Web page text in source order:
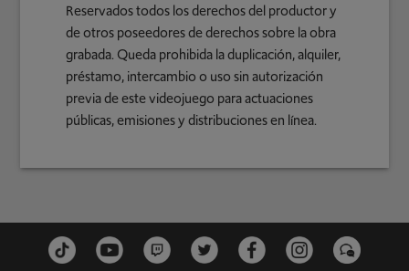
Reservados todos los derechos del productor y
de otros poseedores de derechos sobre la obra
grabada. Queda prohibida la duplicación, alquiler,
préstamo, intercambio o uso sin autorización
previa de este videojuego para actuaciones
públicas, emisiones y distribuciones en línea.